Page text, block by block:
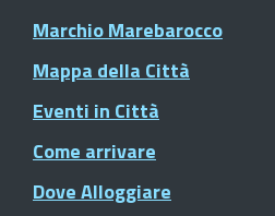
Marchio Marebarocco
Mappa della Città
Eventi in Città
Come arrivare
Dove Alloggiare